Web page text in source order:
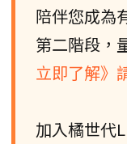
陪伴您成為
第二階段，
立即了解》
加入橘世代